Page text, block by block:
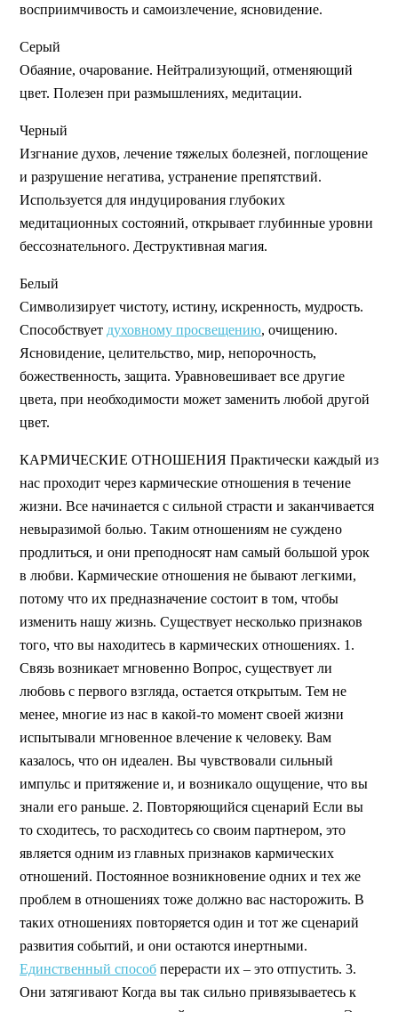
восприимчивость и самоизлечение, ясновидение.
Серый
Обаяние, очарование. Нейтрализующий, отменяющий
цвет. Полезен при размышлениях, медитации.
Черный
Изгнание духов, лечение тяжелых болезней, поглощение
и разрушение негатива, устранение препятствий.
Используется для индуцирования глубоких
медитационных состояний, открывает глубинные уровни
бессознательного. Деструктивная магия.
Белый
Символизирует чистоту, истину, искренность, мудрость.
Способствует духовному просвещению, очищению.
Ясновидение, целительство, мир, непорочность,
божественность, защита. Уравновешивает все другие
цвета, при необходимости может заменить любой другой
цвет.
КАРМИЧЕСКИЕ ОТНОШЕНИЯ Практически каждый из
нас проходит через кармические отношения в течение
жизни. Все начинается с сильной страсти и заканчивается
невыразимой болью. Таким отношениям не суждено
продлиться, и они преподносят нам самый большой урок
в любви. Кармические отношения не бывают легкими,
потому что их предназначение состоит в том, чтобы
изменить нашу жизнь. Существует несколько признаков
того, что вы находитесь в кармических отношениях. 1.
Связь возникает мгновенно Вопрос, существует ли
любовь с первого взгляда, остается открытым. Тем не
менее, многие из нас в какой-то момент своей жизни
испытывали мгновенное влечение к человеку. Вам
казалось, что он идеален. Вы чувствовали сильный
импульс и притяжение и, и возникало ощущение, что вы
знали его раньше. 2. Повторяющийся сценарий Если вы
то сходитесь, то расходитесь со своим партнером, это
является одним из главных признаков кармических
отношений. Постоянное возникновение одних и тех же
проблем в отношениях тоже должно вас насторожить. В
таких отношениях повторяется один и тот же сценарий
развития событий, и они остаются инертными.
Единственный способ перерасти их – это отпустить. 3.
Они затягивают Когда вы так сильно привязываетесь к